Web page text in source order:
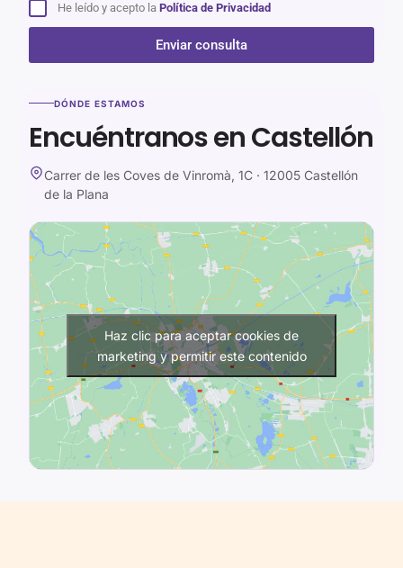
He leído y acepto la Política de Privacidad
Enviar consulta
DÓNDE ESTAMOS
Encuéntranos en Castellón
Carrer de les Coves de Vinromà, 1C · 12005 Castellón
de la Plana
Haz clic para aceptar cookies de
marketing y permitir este contenido